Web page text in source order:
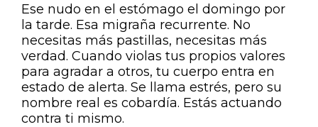
Ese nudo en el estómago el domingo por
la tarde. Esa migraña recurrente. No
necesitas más pastillas, necesitas más
verdad. Cuando violas tus propios valores
para agradar a otros, tu cuerpo entra en
estado de alerta. Se llama estrés, pero su
nombre real es cobardía. Estás actuando
contra ti mismo.